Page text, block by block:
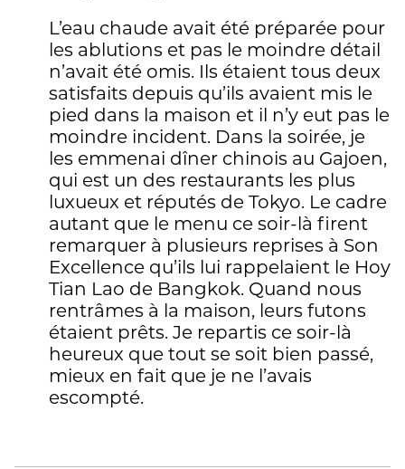
L’eau chaude avait été préparée pour
les ablutions et pas le moindre détail
n’avait été omis. Ils étaient tous deux
satisfaits depuis qu’ils avaient mis le
pied dans la maison et il n’y eut pas le
moindre incident. Dans la soirée, je
les emmenai dîner chinois au Gajoen,
qui est un des restaurants les plus
luxueux et réputés de Tokyo. Le cadre
autant que le menu ce soir-là firent
remarquer à plusieurs reprises à Son
Excellence qu’ils lui rappelaient le Hoy
Tian Lao de Bangkok. Quand nous
rentrâmes à la maison, leurs futons
étaient prêts. Je repartis ce soir-là
heureux que tout se soit bien passé,
mieux en fait que je ne l’avais
escompté.